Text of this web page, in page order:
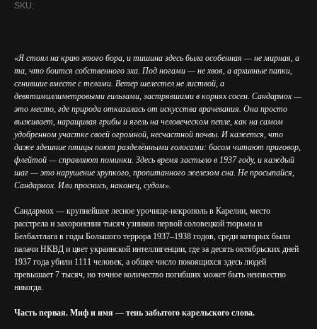
SKU:
«Я стоял на краю этого бора, и тишина здесь была особенная — не мирная, а
та, что боится собственного эха. Под ногами — не хвоя, а архивные папки,
сгнившие вместе с телами. Ветер шелестел не листвой, а
девятимиллиметровыми гильзами, застрявшими в корнях сосен. Сандармох —
это место, где природа отказалась от искусства врачевания. Она просто
выживает, наращивая грибы и ягель на человеческом пепле, как на самом
удобренном участке своей огромной, несчастной почвы. И кажется, что
даже здешние птицы поют разделёнными голосами: басом читают приговор,
флейтой — справляют поминки. Здесь время застыло в 1937 году, и каждый
шаг — это нарушение хрупкого, пропитанного железом сна. Не просыпайся,
Сандармох. Или проснись, наконец, судом».
Сандармох — крупнейшее лесное урочище-некрополь в Карелии, место
расстрела и захоронения тысяч узников первой соловецкой тюрьмы и
Белбалтлага в годы Большого террора 1937–1938 годов, среди которых были
палачи НКВД и цвет украинской интеллигенции, где за десять октябрьских дней
1937 года убили 1111 человек, а общее число покоящихся здесь людей
превышает 7 тысяч, но точное количество погибших может быть неизвестно
никогда.
Часть первая. Миф и имя — тень забытого карельского слова.